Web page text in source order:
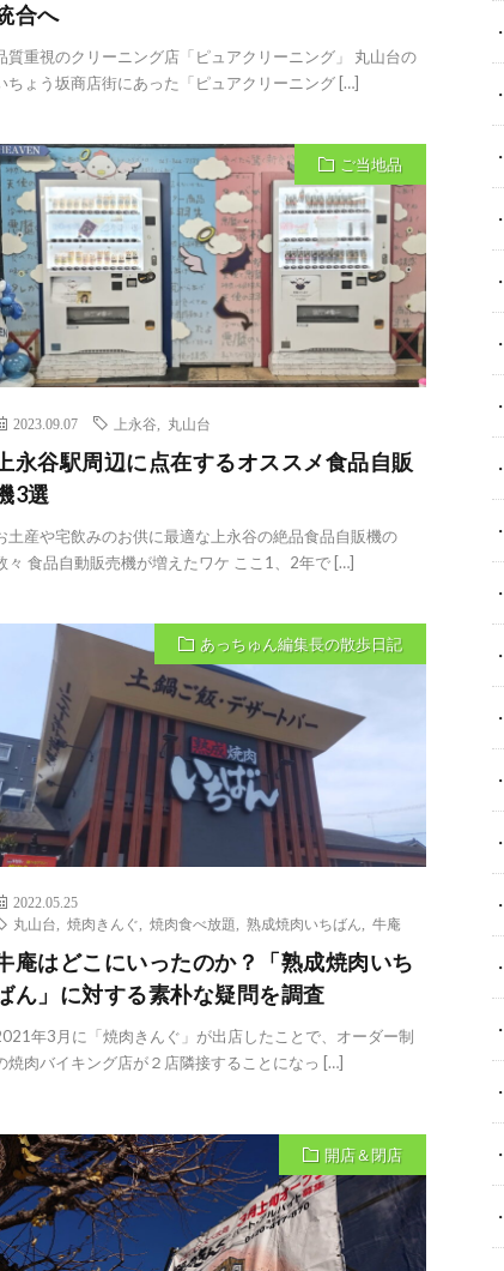
合へ
質重視のクリーニング店「ピュアクリーニング」 丸山台の
ちょう坂商店街にあった「ピュアクリーニング […]
ご当地品
2023.09.07 上永谷 丸山台
上永谷駅周辺に点在するオススメ食品自販
3選
土産や宅飲みのお供に最適な上永谷の絶品食品自販機の
々 食品自動販売機が増えたワケ ここ1、2年で […]
あっちゅん編集長の散歩日記
2022.05.25
丸山台
,焼肉きんぐ ,焼肉食べ放題 ,熟成焼肉いちばん ,牛庵
庵はどこにいったのか？「熟成焼肉いち
ん」に対する素朴な疑問を調査
年3月に「焼肉きんぐ」が出店したことで、オーダー制
焼肉バイキング店が２店隣接することになっ […]
開店＆閉店